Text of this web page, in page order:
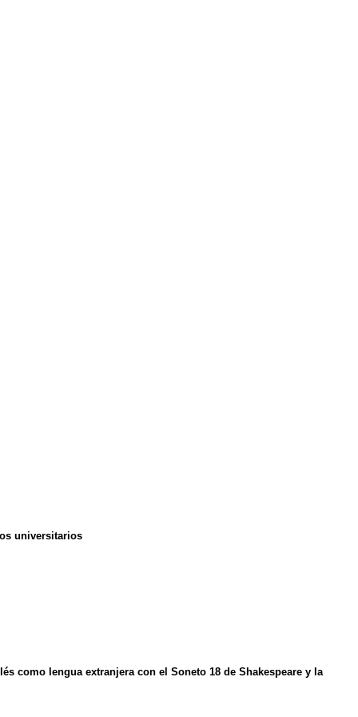
universitarios
como lengua extranjera con el Soneto 18 de Shakespeare y la